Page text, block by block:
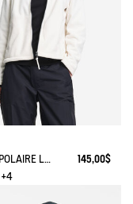
VESTE POLAIRE LÉGÈRE ET CHAUDE T-KIT
145,00$
+4